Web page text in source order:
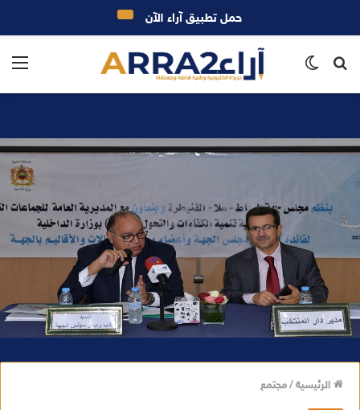
بحث
الرئيسية/مجتمع
حمل تطبيق آراء الآن